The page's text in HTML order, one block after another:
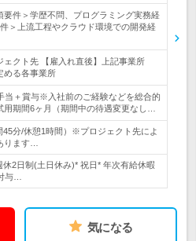
要件＞学歴不問、プログラミング実務経
＞上流工程やクラウド環境での開発経
ェクト先 【雇入れ直後】上記事業所
める各事業所
当＋賞与※入社前のご経験などを総合的
期間6ヶ月（期間中の待遇変更なし…
45分/休憩1時間）※プロジェクト先によ
ります…
2日制(土日休み)* 祝日* 年次有給休暇
与…
気になる